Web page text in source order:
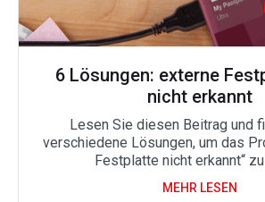
6 Lösungen: externe
nicht erkannt
Lesen Sie diesen Beitrag und
verschiedene Lösungen, um das
Festplatte nicht erkannt“
MEHR LESEN